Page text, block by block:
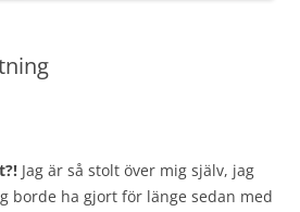
Jag är så stolt över mig själv, jag
borde ha gjort för länge sedan med